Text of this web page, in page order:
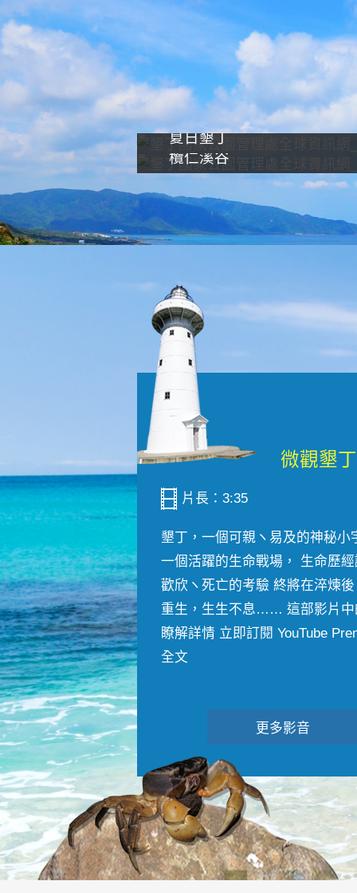
夏日墾丁
欖仁溪谷
片長：3:35
墾丁，一個可親ヽ易及的神秘小
一個活躍的生命戰場， 生命歷
歡欣ヽ死亡的考驗 終將在淬煉
重生，生生不息…… 這部影片中
瞭解詳情 立即訂閱 YouTube
全文
更多影音